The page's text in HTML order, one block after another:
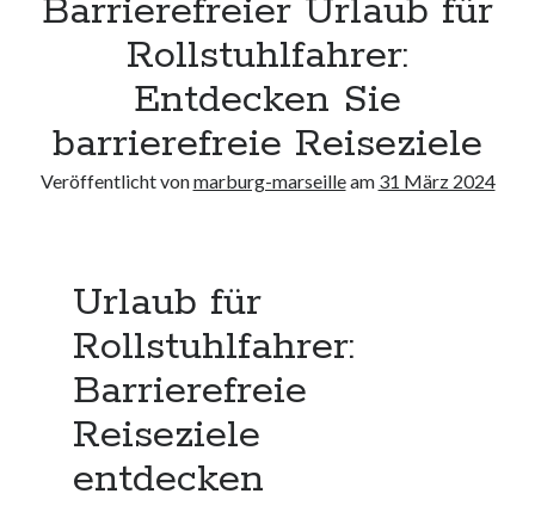
Neueste Kommentare
Keine Kommentare vorhanden.
Archiv
August 2026
Juli 2026
März 2026
Februar 2026
Januar 2026
Dezember 2025
Oktober 2025
September 2025
Barrierefreier Urlaub für
Rollstuhlfahrer:
Entdecken Sie
barrierefreie Reiseziele
Veröffentlicht vonmarburg-marseilleam 31 März 2024
Urlaub für
Rollstuhlfahrer:
Barrierefreie
Reiseziele
entdecken